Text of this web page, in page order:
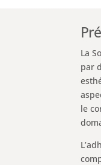
La
par
le